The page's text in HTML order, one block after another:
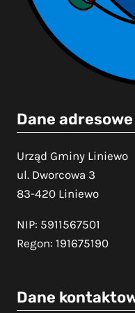
Dane adresowe
Urząd Gminy Liniewo
ul. Dworcowa 3
83-420 Liniewo
NIP: 5911567501
Regon: 191675190
Dane